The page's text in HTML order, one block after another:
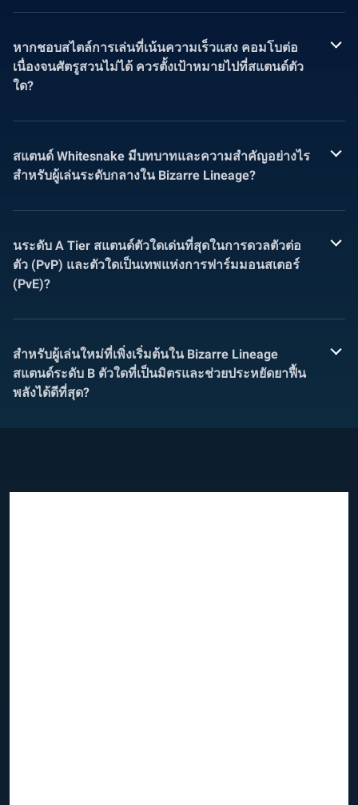
หากชอบสไตล์การเล่นที่เน้นความเร็วแสง คอมโบต่อ
เนื่องจนศัตรูสวนไม่ได้ ควรตั้งเป้าหมายไปที่สแตนด์ตัว
ใด?
สแตนด์ Whitesnake มีบทบาทและความสำคัญอย่างไร
สำหรับผู้เล่นระดับกลางใน Bizarre Lineage?
นระดับ A Tier สแตนด์ตัวใดเด่นที่สุดในการดวลตัวต่อ
ตัว (PvP) และตัวใดเป็นเทพแห่งการฟาร์มมอนสเตอร์
(PvE)?
สำหรับผู้เล่นใหม่ที่เพิ่งเริ่มต้นใน Bizarre Lineage
สแตนด์ระดับ B ตัวใดที่เป็นมิตรและช่วยประหยัดยาฟื้น
พลังได้ดีที่สุด?